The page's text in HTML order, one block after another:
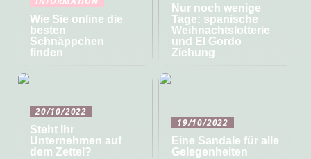
Wie Sie online die
besten
Schnäppchen
finden
Nur noch wenige
Tage: spanische
Weihnachtslotterie
und El Gordo
Ziehung
20/10/2022
Steht Ihr
Unternehmen auf
dem Zettel?
19/10/2022
Eine Sandale für alle
Gelegenheiten